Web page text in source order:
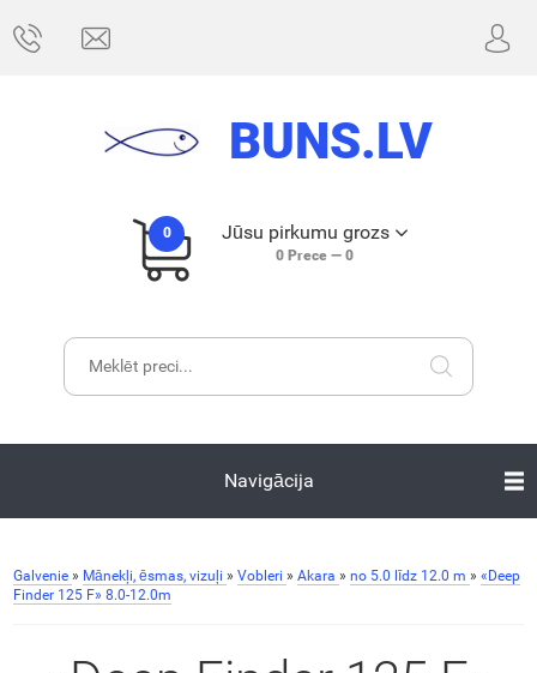
BUNS.LV
0 Jūsu pirkumu grozs
0Prece — 0
Navigācija
Galvenie » Mānekļi, ēsmas, vizuļi » Vobleri » Akara » no 5.0 līdz 12.0 m » «Deep
Finder 125 F» 8.0-12.0m